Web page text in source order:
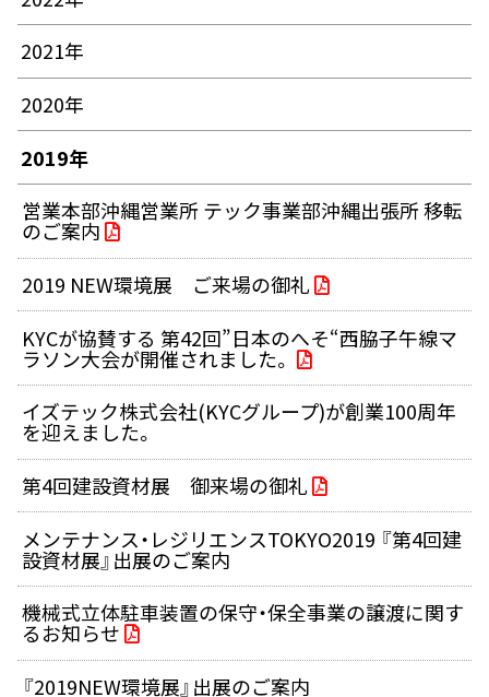
2021年
2020年
2019年
営業本部沖縄営業所 テック事業部沖縄出張所 移転
のご案内
2019 NEW環境展 ご来場の御礼
KYCが協賛する 第42回”日本のへそ“西脇子午線マ
ラソン大会が開催されました。
イズテック株式会社(KYCグループ)が創業100周年
を迎えました。
第4回建設資材展 御来場の御礼
メンテナンス・レジリエンスTOKYO2019 『第4回建
設資材展』出展のご案内
機械式立体駐車装置の保守・保全事業の譲渡に関す
るお知らせ
『2019NEW環境展』出展のご案内